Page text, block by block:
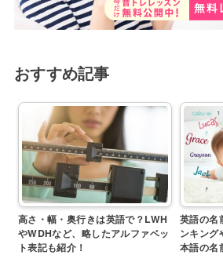
おすすめ記事
高さ・幅・奥行きは英語で？LWH
やWDHなど、略したアルファベッ
ト表記も紹介！
英語の名
ンキング
本語の名